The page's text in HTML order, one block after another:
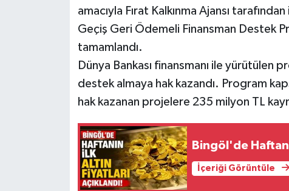
amacıyla Fırat Kalkınma Ajansı
Geçiş Geri Ödemeli Finansman Destek
tamamlandı.
Dünya Bankası finansmanı ile yürütülen
destek almaya hak kazandı. Program
hak kazanan projelere 235 milyon TL
Bingöl'de
İçeriği Görüntüle